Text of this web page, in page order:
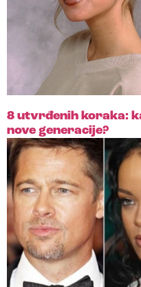
8 utvrđenih koraka:
nove generacije?